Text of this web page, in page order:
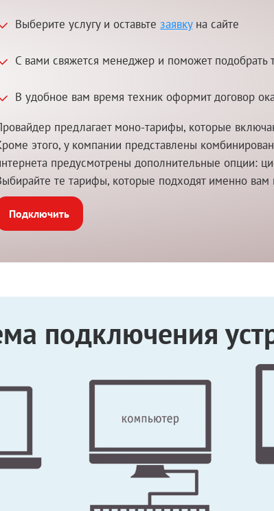
Выберите услугу и оставьтезаявкуна сайте
С вами свяжется менеджер и поможет подобрать
В удобное вам время техник оформит договор
предлагает моно-тарифы, которые
этого, у компании представлены
предусмотрены дополнительные опции:
те тарифы, которые подходят именно
Подключить
подключения